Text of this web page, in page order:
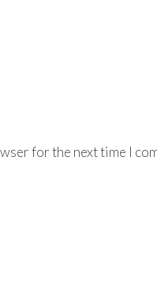
for the next time I